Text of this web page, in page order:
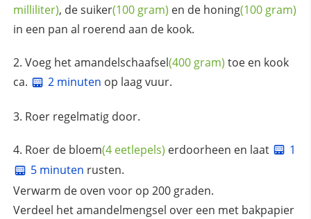
milliliter), desuiker(100 gram) en de honing(100 gram)
in een pan al roerend aan de kook.
Voeg hetamandelschaafsel(400 gram) toe en kook
ca.
2 minuten op laag vuur.
Roer regelmatig door.
Roer de bloem(4 eetlepels) erdoorheen en laat
1
5 minuten rusten.
Verwarm de oven voor op 200 graden.
Verdeel het amandelmengsel over een met bakpapier